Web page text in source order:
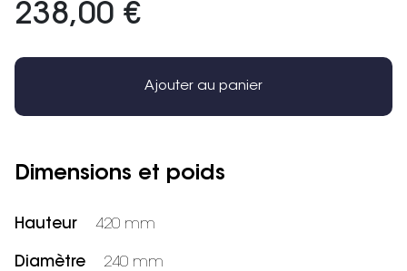
238,00 €
Ajouter au panier
Dimensions et poids
Hauteur 420 mm
Diamètre 240 mm